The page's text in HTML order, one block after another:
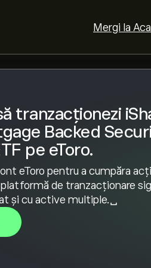
Mergi la
tranzacționezi
Backed
pe eToro.
eToro pentru a cumpăra
platformă de tranzacționare
și cu active multiple.␣
IMBA.L, accesează pagina
butonul „Tranzacționează”
ETF vrei să cumperi. De